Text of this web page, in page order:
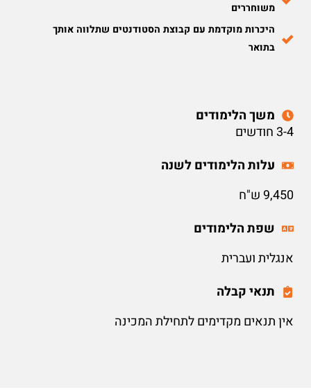
משוחררים
היכרות מוקדמת עם קבוצת הסטודנטים שתלווה אותך
בתואר
משך הלימודים
3-4 חודשים
עלות הלימודים לשנה
9,450 ש"ח
שפת הלימודים
אנגלית ועברית
תנאי קבלה
אין תנאים מקדימים לתחילת המכינה